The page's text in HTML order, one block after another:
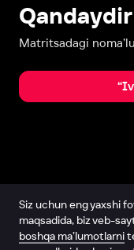
Matritsadagi
Siz uchun eng yaxshi
maqsadida, biz veb-
boshqa ma’lumotlarni